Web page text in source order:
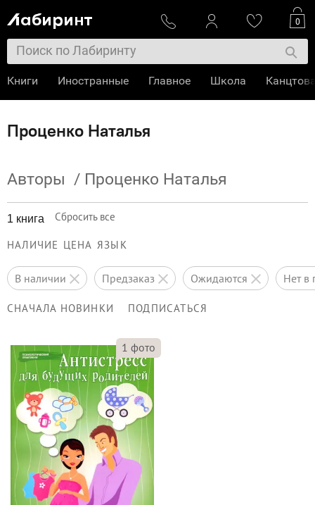
Проценко Наталья
Авторы / Проценко Наталья
1 книга Сбросить все
НАЛИЧИЕ ЦЕНА ЯЗЫК
в наличии предзаказ ожидаются нет
СНАЧАЛА НОВИНКИ ПОДПИСАТЬСЯ
1 фото
0
Книги Иностранные Главное Школа